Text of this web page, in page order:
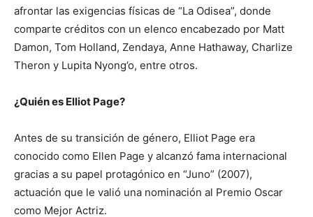
afrontar las exigencias físicas de “La Odisea”, donde
comparte créditos con un elenco encabezado por Matt
Damon, Tom Holland, Zendaya, Anne Hathaway, Charlize
Theron y Lupita Nyong’o, entre otros.
¿Quién es Elliot Page?
Antes de su transición de género, Elliot Page era
conocido como Ellen Page y alcanzó fama internacional
gracias a su papel protagónico en “Juno” (2007),
actuación que le valió una nominación al Premio Oscar
como Mejor Actriz.